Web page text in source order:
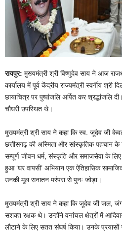
रायपुर: मुख्यमंत्री श्री विष्णुदेव साय ने आज
कार्यालय में पूर्व केंद्रीय राज्यमंत्री स्वर्गीय
छायाचित्र पर पुष्पांजलि अर्पित कर श्रद्धांजलि
चौधरी उपस्थित थे।
मुख्यमंत्री श्री साय ने कहा कि स्व. जूदेव जी
छत्तीसगढ़ की अस्मिता और सांस्कृतिक पहचान के
सम्पूर्ण जीवन धर्म, संस्कृति और समाजसेवा के
हुआ ‘घर वापसी’ अभियान एक ऐतिहासिक
उनकी मूल सनातन परंपरा से पुनः जोड़ा।
मुख्यमंत्री श्री साय ने कहा कि जूदेव जी जल,
सशक्त रक्षक थे। उन्होंने वनांचल क्षेत्रों में
लौटाने के लिए सतत संघर्ष किया। उनके